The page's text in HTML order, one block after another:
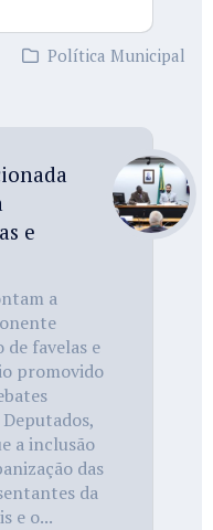
Política Municipal
e
a
de favelas e
promovido
a inclusão
das
da
e o...